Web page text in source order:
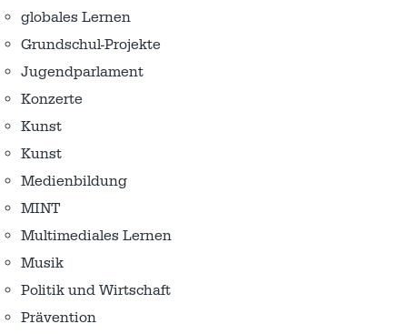
globales Lernen
Grundschul-Projekte
Jugendparlament
Konzerte
Kunst
Kunst
Medienbildung
MINT
Multimediales Lernen
Musik
Politik und Wirtschaft
Prävention